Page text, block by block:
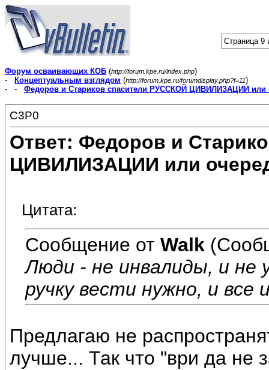
Страница 9
Форум осваивающих КОБ (http://forum.kpe.ru/index.php)
-
Концептуальным взглядом (http://forum.kpe.ru/forumdisplay.php?f=11)
- - Федоров и Стариков спасители РУССКОЙ ЦИВИЛИЗАЦИИ или
C3P0
Ответ: Федоров и
ЦИВИЛИЗАЦИИ или
Цитата:
Сообщение от Walk
Люди - не инвалиды, и не
ручку вести нужно, и
Предлагаю не
лучше... Так что "ври да не